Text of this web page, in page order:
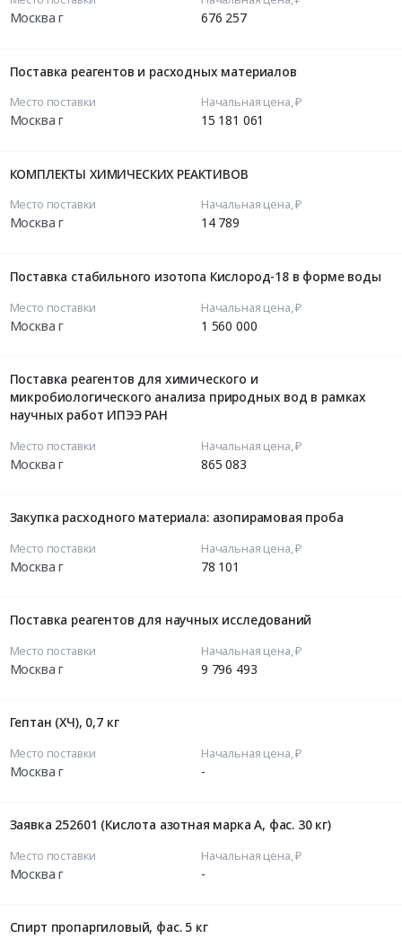
Москва г 676 257
Поставка реагентов и расходных материалов
Место поставки
Москва г
Начальная цена, ₽
15 181 061
КОМПЛЕКТЫ ХИМИЧЕСКИХ РЕАКТИВОВ
Место поставки
Москва г
Начальная цена, ₽
14 789
Поставка стабильного изотопа Кислород-18 в форме воды
Место поставки
Москва г
Начальная цена, ₽
1 560 000
Поставка реагентов для химического и
микробиологического анализа природных вод в рамках
научных работ ИПЭЭ РАН
Место поставки
Москва г
Начальная цена, ₽
865 083
Закупка расходного материала: азопирамовая проба
Место поставки
Москва г
Начальная цена, ₽
78 101
Поставка реагентов для научных исследований
Место поставки
Москва г
Начальная цена, ₽
9 796 493
Гептан (ХЧ), 0,7 кг
Место поставки
Москва г
Начальная цена, ₽
-
Заявка 252601 (Кислота азотная марка А, фас. 30 кг)
Место поставки
Москва г
Начальная цена, ₽
-
Спирт пропаргиловый, фас. 5 кг